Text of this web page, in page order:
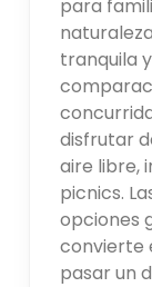
para
tranquila
disfrutar
aire libre,
picnics.
opciones
convierte
pasar un